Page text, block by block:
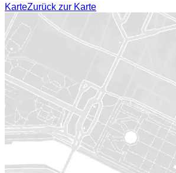
KarteZurück zur Karte